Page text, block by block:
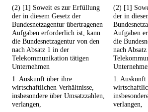
(2) [1] Soweit es zur Erfüllung
der in diesem Gesetz der
Bundesnetzagentur übertragenen
Aufgaben erforderlich ist, kann
die Bundesnetzagentur von den
nach Absatz 1 in der
Telekommunikation tätigen
Unternehmen
(2) [1]
der in
Aufgaben
die
nach
1. Auskunft über ihre
wirtschaftlichen Verhältnisse,
insbesondere über Umsatzzahlen,
verlangen,
1. Auskunft
verlangen,